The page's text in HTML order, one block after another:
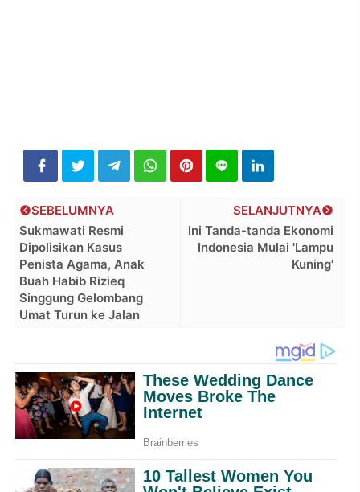
SELANJUTNYA
Ini Tanda-tanda Ekonomi
Indonesia Mulai 'Lampu
Kuning'
SEBELUMNYA
Sukmawati Resmi
Dipolisikan Kasus
Penista Agama, Anak
Buah Habib Rizieq
Singgung Gelombang
Umat Turun ke Jalan